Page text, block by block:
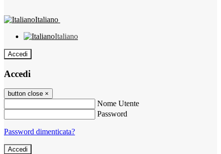
Italiano
Italiano
Accedi
Accedi
button close ×
Nome Utente
Password
Password dimenticata?